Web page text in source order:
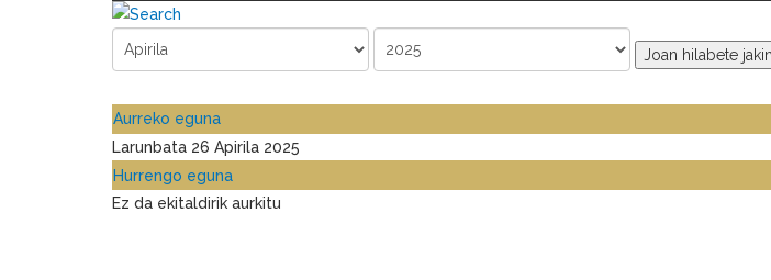
Joan hilabete
Aurreko eguna
Larunbata 26 Apirila 2025
Hurrengo eguna
Ez da ekitaldirik aurkitu